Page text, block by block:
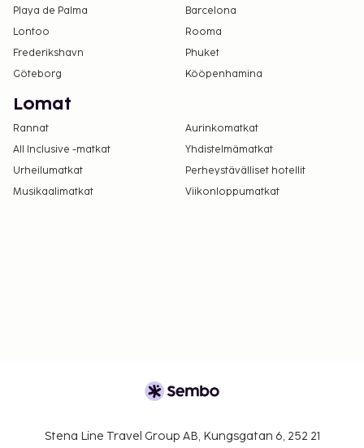
varausvahvistuksessa olevien tietojen avulla.
Jotkin tilat eivät välttämättä ole esteettömiä.
Asiakkaat saavat lisätietoja ottamalla yhteyttä
majoituspaikkaan. Yhteystiedot löytyvät
Playa de Palma
Barcelona
Lontoo
Rooma
Frederikshavn
Phuket
Göteborg
Kööpenhamina
Lomat
Rannat
Aurinkomatkat
All Inclusive -matkat
Yhdistelmämatkat
Urheilumatkat
Perheystävälliset hotellit
Musikaalimatkat
Viikonloppumatkat
Stena Line Travel Group AB, Kungsgatan 6, 252 21